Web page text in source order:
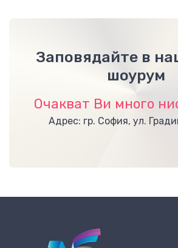
Заповядайте в
шоурум
Очакват Ви много
Адрес: гр. София, ул.